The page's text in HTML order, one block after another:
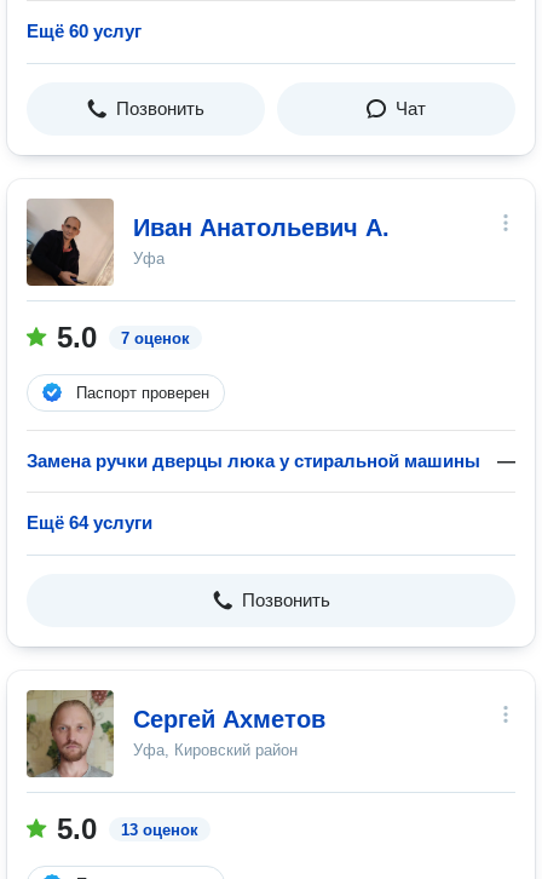
Ещё 60 услуг
Позвонить Чат
Иван Анатольевич А.
Уфа
5.0 7 оценок
Паспорт проверен
Замена ручки дверцы люка у стиральной машины —
Ещё 64 услуги
Позвонить
Сергей Ахметов
Уфа, Кировский район
5.0 13 оценок